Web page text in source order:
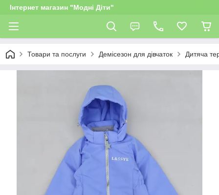
Інтернет магазин "Модні Діти"
Товари та послуги Демісезон для дівчаток Дитяча